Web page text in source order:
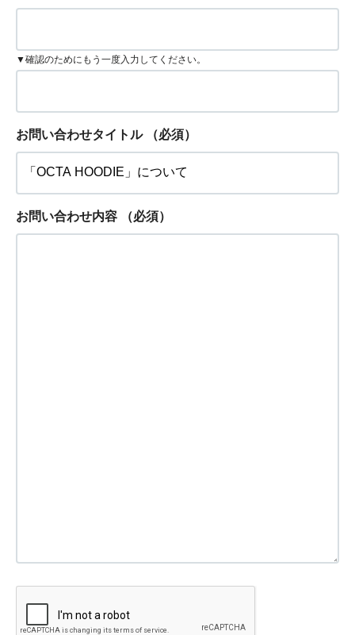
▼確認のためにもう一度入力してください。
お問い合わせタイトル （必須）
お問い合わせ内容 （必須）